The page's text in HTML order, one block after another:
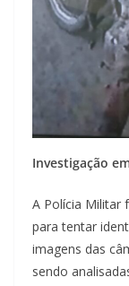
Investigação
A Polícia Militar
para tentar
imagens das
sendo